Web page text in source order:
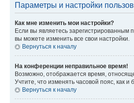
Параметры и настройки
Как мне изменить мои настройки?
Если вы являетесь зарегистрированным
вы можете изменить все свои настройки.
Вернуться к началу
На конференции неправильное время!
Возможно, отображается время,
Учтите, что изменять часовой пояс, как
Вернуться к началу